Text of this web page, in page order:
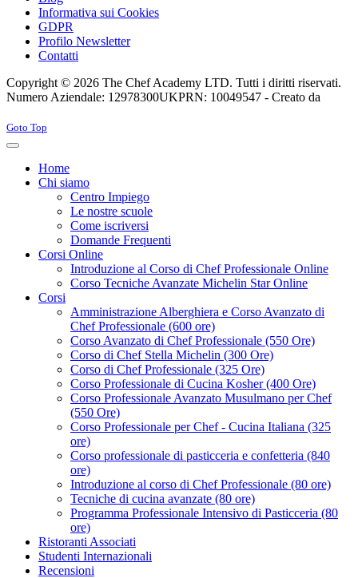
Informativa sui Cookies
GDPR
Profilo Newsletter
Contatti
Copyright © 2026 The Chef Academy LTD. Tutti i diritti riservati.
Numero Aziendale: 12978300UKPRN: 10049547 - Creato da
Joomla! 3 Templates
Goto Top
Home
Chi siamo
Centro Impiego
Le nostre scuole
Come iscriversi
Domande Frequenti
Corsi Online
Introduzione al Corso di Chef Professionale Online
Corso Tecniche Avanzate Michelin Star Online
Corsi
Amministrazione Alberghiera e Corso Avanzato di
Chef Professionale (600 ore)
Corso Avanzato di Chef Professionale (550 Ore)
Corso di Chef Stella Michelin (300 Ore)
Corso di Chef Professionale (325 Ore)
Corso Professionale di Cucina Kosher (400 Ore)
Corso Professionale Avanzato Musulmano per Chef
(550 Ore)
Corso Professionale per Chef - Cucina Italiana (325
ore)
Corso professionale di pasticceria e confetteria (840
ore)
Introduzione al corso di Chef Professionale (80 ore)
Tecniche di cucina avanzate (80 ore)
Programma Professionale Intensivo di Pasticceria (80
ore)
Ristoranti Associati
Studenti Internazionali
Recensioni